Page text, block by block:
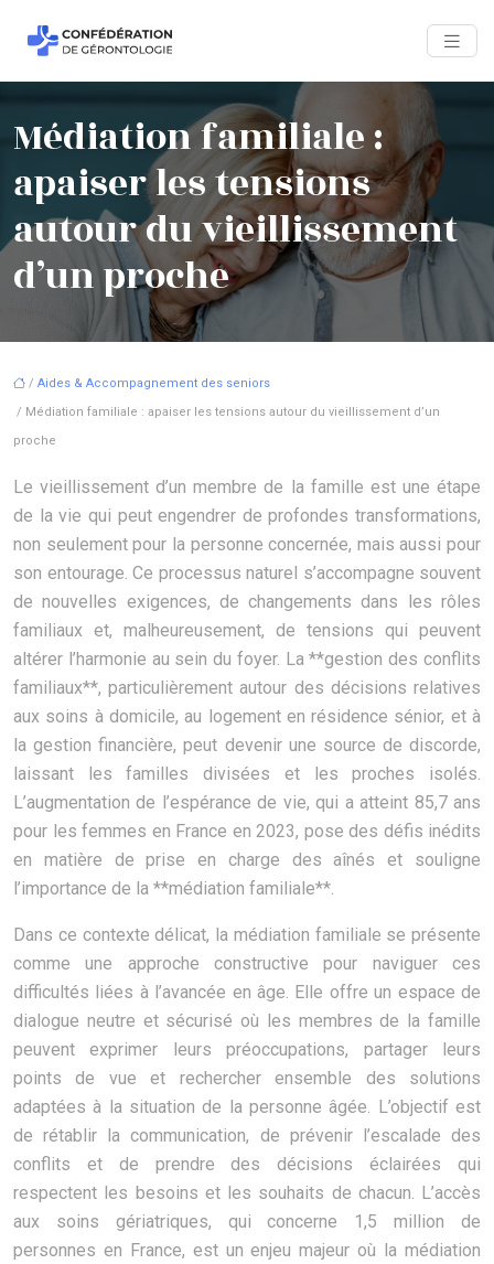
Médiation familiale :
apaiser les tensions
autour du vieillissement
d’un proche
/ Aides & Accompagnement des seniors
/ Médiation familiale : apaiser les tensions autour du vieillissement d’un
proche
Le vieillissement d’un membre de la famille est une étape
de la vie qui peut engendrer de profondes transformations,
non seulement pour la personne concernée, mais aussi pour
son entourage. Ce processus naturel s’accompagne souvent
de nouvelles exigences, de changements dans les rôles
familiaux et, malheureusement, de tensions qui peuvent
altérer l’harmonie au sein du foyer. La **gestion des conflits
familiaux**, particulièrement autour des décisions relatives
aux soins à domicile, au logement en résidence sénior, et à
la gestion financière, peut devenir une source de discorde,
laissant les familles divisées et les proches isolés.
L’augmentation de l’espérance de vie, qui a atteint 85,7 ans
pour les femmes en France en 2023, pose des défis inédits
en matière de prise en charge des aînés et souligne
l’importance de la **médiation familiale**.
Dans ce contexte délicat, la médiation familiale se présente
comme une approche constructive pour naviguer ces
difficultés liées à l’avancée en âge. Elle offre un espace de
dialogue neutre et sécurisé où les membres de la famille
peuvent exprimer leurs préoccupations, partager leurs
points de vue et rechercher ensemble des solutions
adaptées à la situation de la personne âgée. L’objectif est
de rétablir la communication, de prévenir l’escalade des
conflits et de prendre des décisions éclairées qui
respectent les besoins et les souhaits de chacun. L’accès
aux soins gériatriques, qui concerne 1,5 million de
personnes en France, est un enjeu majeur où la médiation